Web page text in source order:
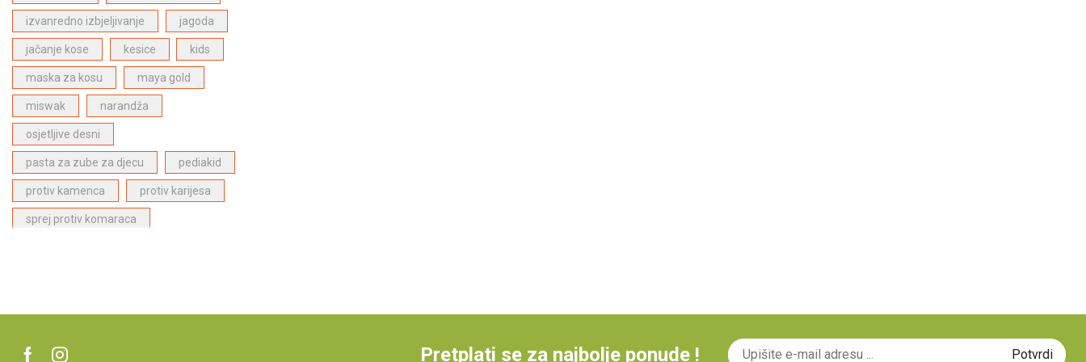
Bergasol proizvodi za zaštitu od sunca
Proizvodi za njegu lica (1)
ECODENTA proizvodi za dentalnu njegu
Dabur Paste za zube
(6)
Proizvodi za njegu kose
Proizvodi za djecu
Najpopularniji proizvodi
izvanredno izbjeljivanje jagoda
jačanje kose kesice kids
maska za kosu maya gold
miswak narandža
osjetljive desni
pasta za zube za djecu pediakid
protiv kamenca protiv karijesa
sprej protiv komaraca
Pretplati se za najbolje ponude !